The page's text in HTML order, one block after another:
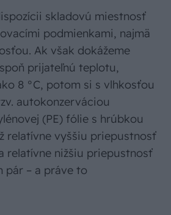
skladovú miestnosť
podmienkami, najmä
Ak však dokážeme
prijateľnú teplotu,
8 °C, potom si s vlhkosťou
autokonzerváciou
(PE) fólie s hrúbkou
relatívne vyššiu priepustnosť
relatívne nižšiu priepustnosť
pár – a práve to